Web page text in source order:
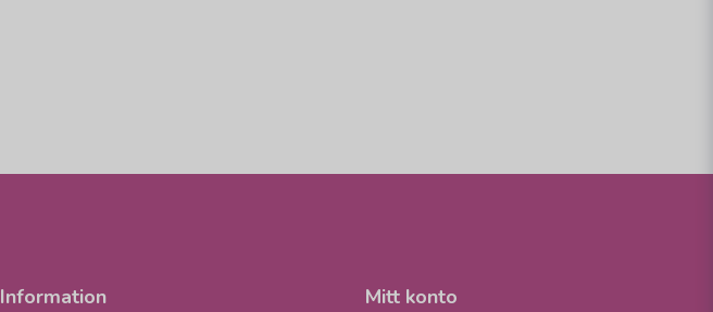
Information Mitt konto